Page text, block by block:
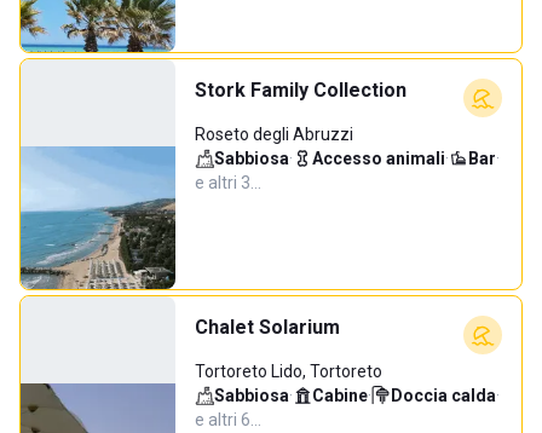
Stork Family Collection
Roseto degli Abruzzi
Sabbiosa· Accesso animali· Bar·
e altri 3…
Chalet Solarium
Tortoreto Lido, Tortoreto
Sabbiosa· Cabine· Doccia calda·
e altri 6…